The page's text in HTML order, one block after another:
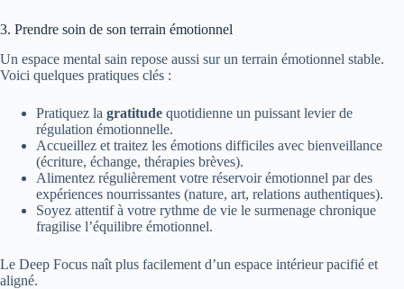
3. Prendre soin de son terrain émotionnel
Un espace mental sain repose aussi sur un terrain émotionnel stable.
Voici quelques pratiques clés :
Pratiquez la gratitude quotidienne un puissant levier de
régulation émotionnelle.
Accueillez et traitez les émotions difficiles avec bienveillance
(écriture, échange, thérapies brèves).
Alimentez régulièrement votre réservoir émotionnel par des
expériences nourrissantes (nature, art, relations authentiques).
Soyez attentif à votre rythme de vie le surmenage chronique
fragilise l’équilibre émotionnel.
Le Deep Focus naît plus facilement d’un espace intérieur pacifié et
aligné.